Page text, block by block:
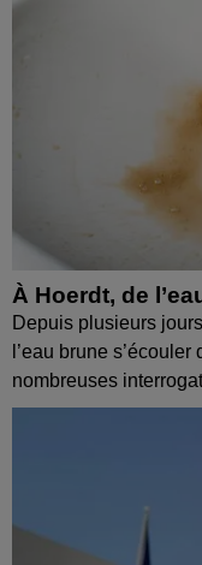
À Hoerdt, de
Depuis plusieurs
l’eau brune
nombreuses